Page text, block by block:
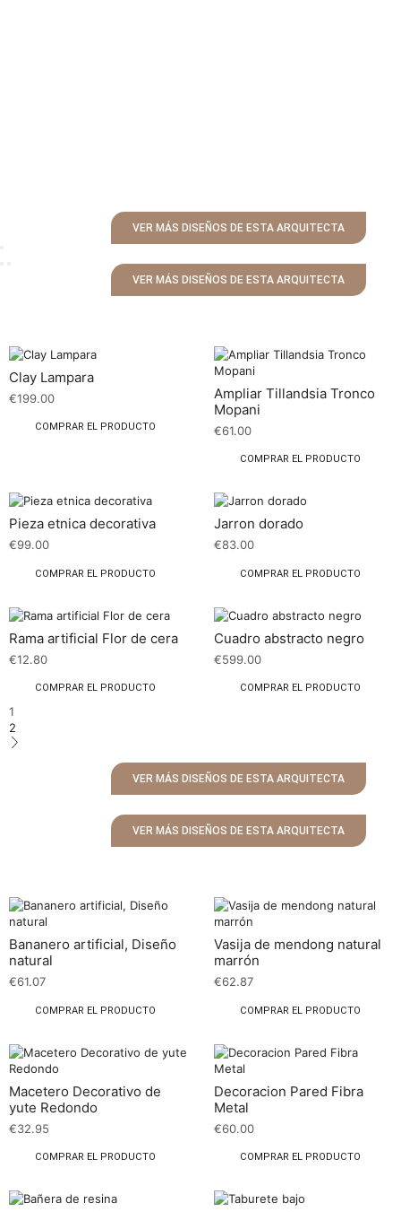
VER MÁS DISEÑOS DE ESTA ARQUITECTA
VER MÁS DISEÑOS DE ESTA ARQUITECTA
Clay Lampara
€199.00
COMPRAR EL PRODUCTO
Ampliar Tillandsia Tronco
Mopani
€61.00
COMPRAR EL PRODUCTO
Pieza etnica decorativa
€99.00
COMPRAR EL PRODUCTO
Jarron dorado
€83.00
COMPRAR EL PRODUCTO
Rama artificial Flor de cera
€12.80
COMPRAR EL PRODUCTO
Cuadro abstracto negro
€599.00
COMPRAR EL PRODUCTO
1
2
VER MÁS DISEÑOS DE ESTA ARQUITECTA
VER MÁS DISEÑOS DE ESTA ARQUITECTA
Bananero artificial, Diseño
natural
€61.07
COMPRAR EL PRODUCTO
Vasija de mendong natural
marrón
€62.87
COMPRAR EL PRODUCTO
Macetero Decorativo de
yute Redondo
€32.95
COMPRAR EL PRODUCTO
Decoracion Pared Fibra
Metal
€60.00
COMPRAR EL PRODUCTO